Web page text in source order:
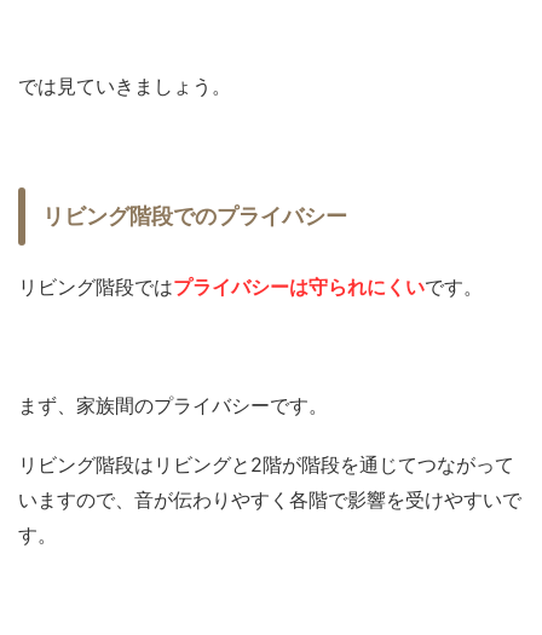
では見ていきましょう。
リビング階段でのプライバシー
リビング階段ではプライバシーは守られにくいです。
まず、家族間のプライバシーです。
リビング階段はリビングと2階が階段を通じてつながって
いますので、音が伝わりやすく各階で影響を受けやすいで
す。